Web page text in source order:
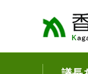
香川